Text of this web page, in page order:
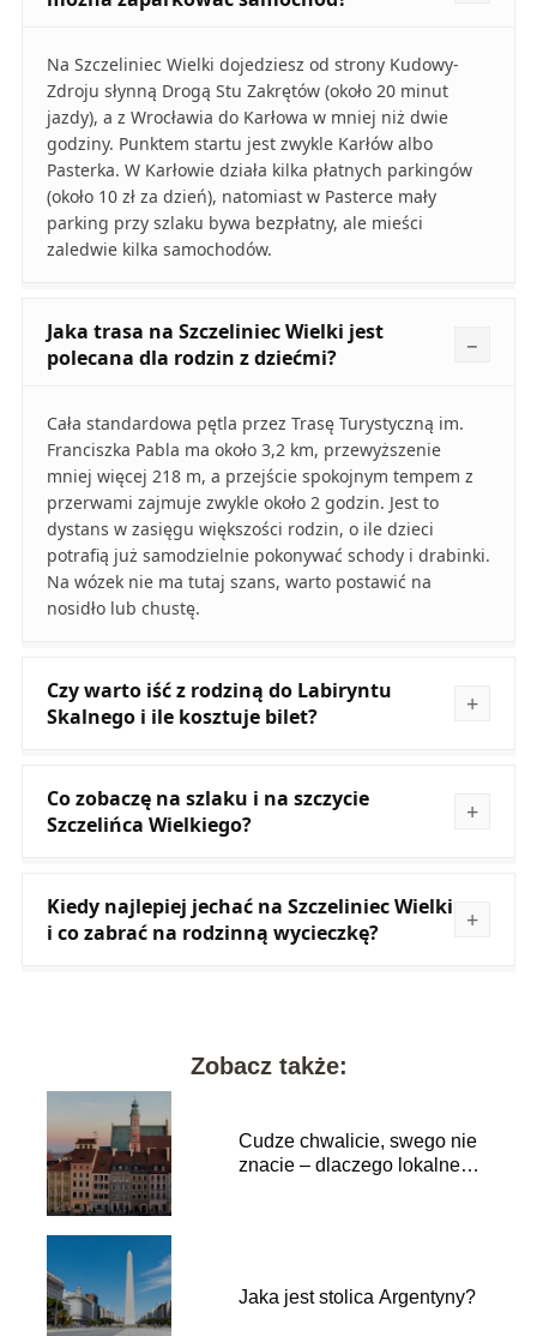
Na Szczeliniec Wielki dojedziesz od strony Kudowy-
Zdroju słynną Drogą Stu Zakrętów (około 20 minut
jazdy), a z Wrocławia do Karłowa w mniej niż dwie
godziny. Punktem startu jest zwykle Karłów albo
Pasterka. W Karłowie działa kilka płatnych parkingów
(około 10 zł za dzień), natomiast w Pasterce mały
parking przy szlaku bywa bezpłatny, ale mieści
zaledwie kilka samochodów.
Jaka trasa na Szczeliniec Wielki jest
polecana dla rodzin z dziećmi?
Cała standardowa pętla przez Trasę Turystyczną im.
Franciszka Pabla ma około 3,2 km, przewyższenie
mniej więcej 218 m, a przejście spokojnym tempem z
przerwami zajmuje zwykle około 2 godzin. Jest to
dystans w zasięgu większości rodzin, o ile dzieci
potrafią już samodzielnie pokonywać schody i drabinki.
Na wózek nie ma tutaj szans, warto postawić na
nosidło lub chustę.
Czy warto iść z rodziną do Labiryntu
Skalnego i ile kosztuje bilet?
Co zobaczę na szlaku i na szczycie
Szczelińca Wielkiego?
Kiedy najlepiej jechać na Szczeliniec Wielki
i co zabrać na rodzinną wycieczkę?
Zobacz także:
Cudze chwalicie, swego nie
znacie – dlaczego lokalne
Jaka jest stolica Argentyny?